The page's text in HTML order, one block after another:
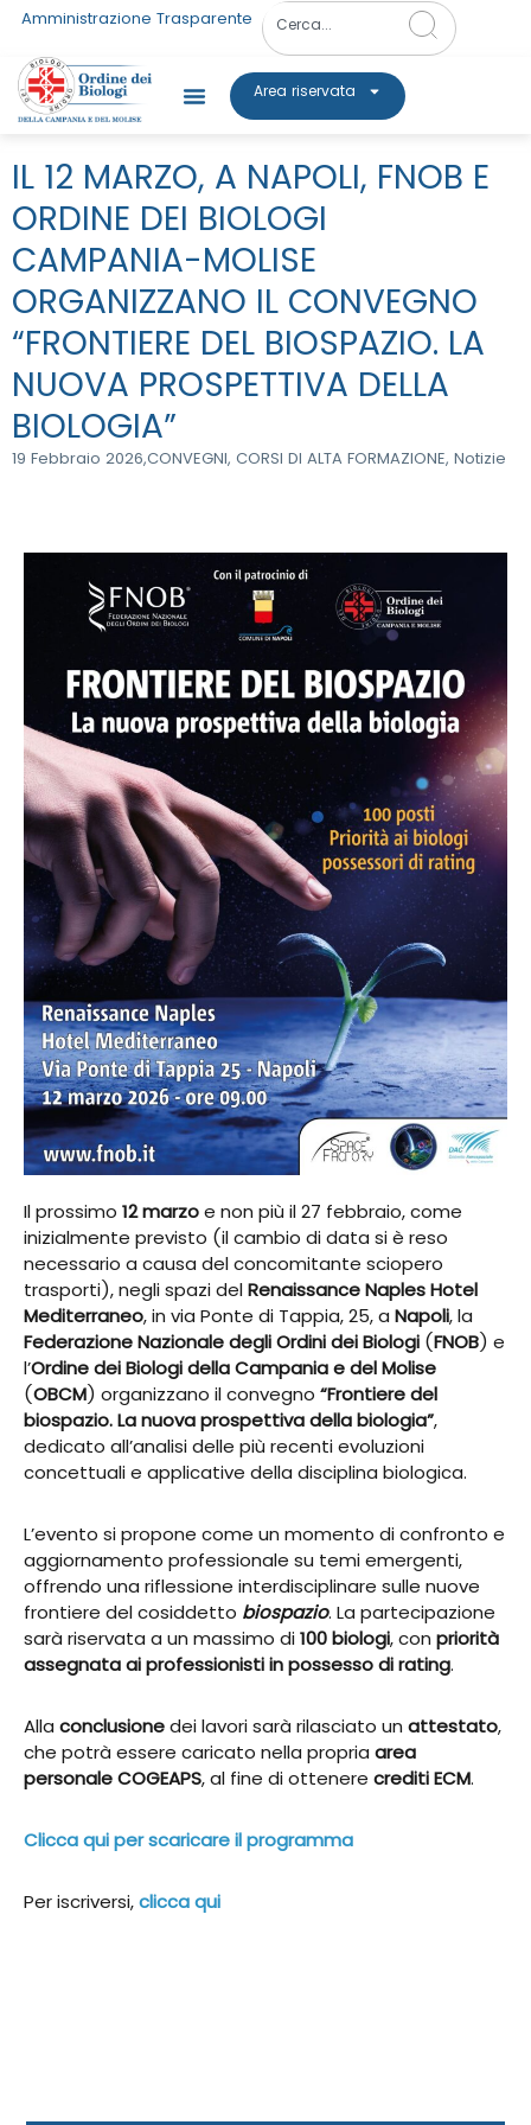
Amministrazione Trasparente
Area riservata
IL 12 MARZO, A NAPOLI, FNOB E
ORDINE DEI BIOLOGI
CAMPANIA-MOLISE
ORGANIZZANO IL CONVEGNO
“FRONTIERE DEL BIOSPAZIO. LA
NUOVA PROSPETTIVA DELLA
BIOLOGIA”
19 Febbraio 2026,CONVEGNI, CORSI DI ALTA FORMAZIONE, Notizie
Il prossimo 12 marzoe non più il 27 febbraio, come
inizialmente previsto (il cambio di data si è reso
necessario a causa del concomitante sciopero
trasporti), negli spazi delRenaissance Naples Hotel
Mediterraneo, in via Ponte di Tappia, 25, a Napoli, la
Federazione Nazionale degli Ordini dei Biologi (FNOB) e
l’Ordine dei Biologi della Campania e del Molise
(OBCM) organizzano il convegno “Frontiere del
biospazio. La nuova prospettiva della biologia”,
dedicato all’analisi delle più recenti evoluzioni
concettuali e applicative della disciplina biologica.
L’evento si propone come un momento di confronto e
aggiornamento professionale su temi emergenti,
offrendo una riflessione interdisciplinare sulle nuove
frontiere del cosiddetto biospazio. La partecipazione
sarà riservata a un massimo di100 biologi, con priorità
assegnata ai professionisti in possesso di rating.
Alla conclusionedei lavori sarà rilasciato un attestato,
che potrà essere caricato nella propria area
personale COGEAPS, al fine di ottenere crediti ECM.
Clicca qui per scaricare il programma
Per iscriversi,clicca qui